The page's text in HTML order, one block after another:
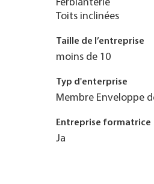
Ferblanterie
Toits inclinées
Taille de l’entreprise
moins de 10
Typ d'enterprise
Membre Enveloppe
Entreprise formatrice
Ja